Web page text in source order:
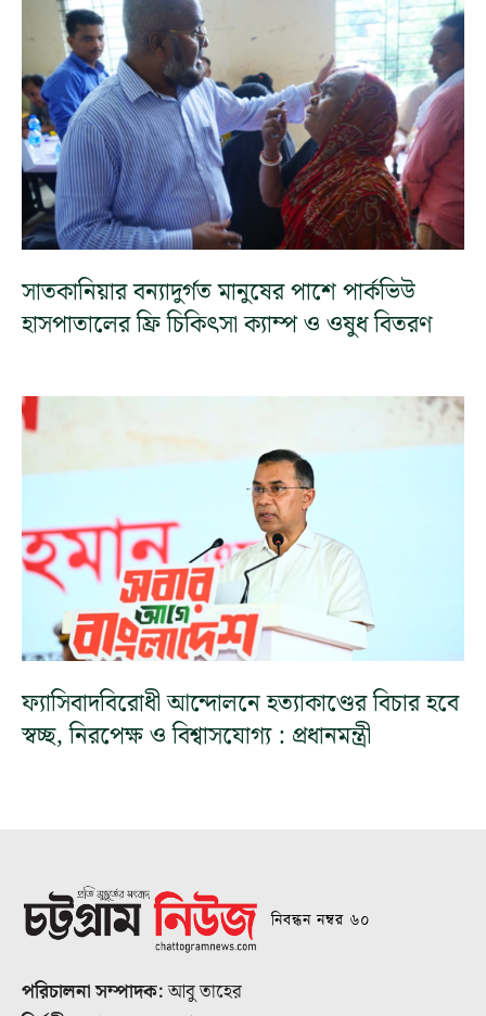
সাতকানিয়ার বন্যাদুর্গত মানুষের পাশে পার্কভিউ
হাসপাতালের ফ্রি চিকিৎসা ক্যাম্প ও ওষুধ বিতরণ
ফ্যাসিবাদবিরোধী আন্দোলনে হত্যাকাণ্ডের বিচার হবে
স্বচ্ছ, নিরপেক্ষ ও বিশ্বাসযোগ্য : প্রধানমন্ত্রী
নিবন্ধন নম্বর ৬০
পরিচালনা সম্পাদক:আবু তাহের